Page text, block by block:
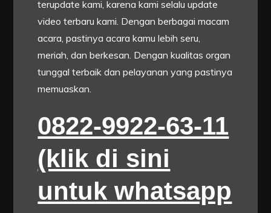
terupdate kami, karena kami selalu update
video terbaru kami. Dengan berbagai macam
acara, pastinya acara kamu lebih seru,
meriah, dan berkesan. Dengan kualitas organ
tunggal terbaik dan pelayanan yang pastinya
memuaskan.
0822-9922-63-11
(klik di sini
untuk whatsapp